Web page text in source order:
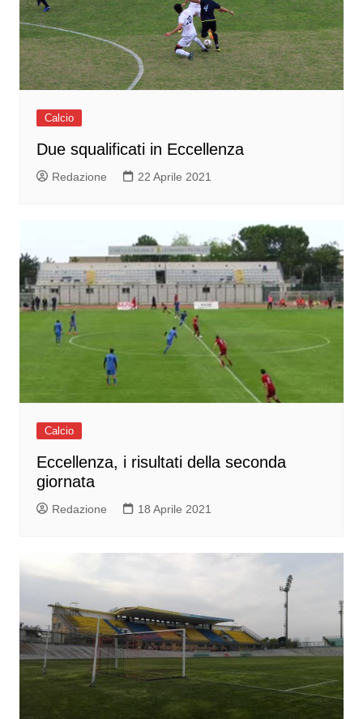
Calcio
Due squalificati in Eccellenza
Redazione 22 Aprile 2021
Calcio
Eccellenza, i risultati della seconda
giornata
Redazione 18 Aprile 2021